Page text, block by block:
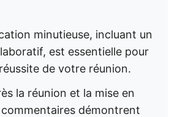
minutieuse, incluant un
est essentielle pour
de votre réunion.
la réunion et la mise en
démontrent